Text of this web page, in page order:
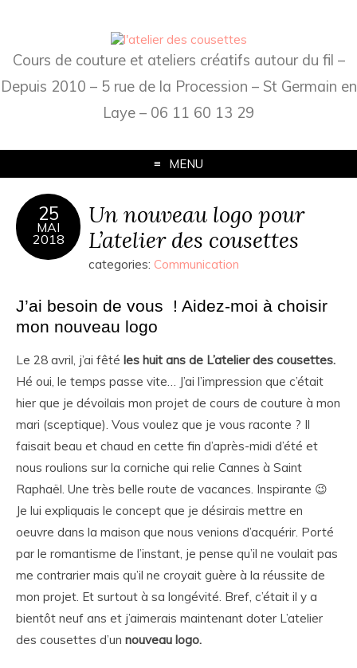
Cours de couture et ateliers créatifs autour du fil –
Depuis 2010 – 5 rue de la Procession – St Germain en
Laye – 06 11 60 13 29
MENU
25
MAI
2018
Un nouveau logo pour
L’atelier des cousettes
categories: Communication
J’ai besoin de vous ! Aidez-moi à choisir
mon nouveau logo
Le 28 avril, j’ai fêté les huit ans de L’atelier des cousettes.
Hé oui, le temps passe vite… J’ai l’impression que c’était
hier que je dévoilais mon projet de cours de couture à mon
mari (sceptique). Vous voulez que je vous raconte ? Il
faisait beau et chaud en cette fin d’après-midi d’été et
nous roulions sur la corniche qui relie Cannes à Saint
Raphaël. Une très belle route de vacances. Inspirante 😉
Je lui expliquais le concept que je désirais mettre en
oeuvre dans la maison que nous venions d’acquérir. Porté
par le romantisme de l’instant, je pense qu’il ne voulait pas
me contrarier mais qu’il ne croyait guère à la réussite de
mon projet. Et surtout à sa longévité. Bref, c’était il y a
bientôt neuf ans et j’aimerais maintenant doter L’atelier
des cousettes d’un nouveau logo.